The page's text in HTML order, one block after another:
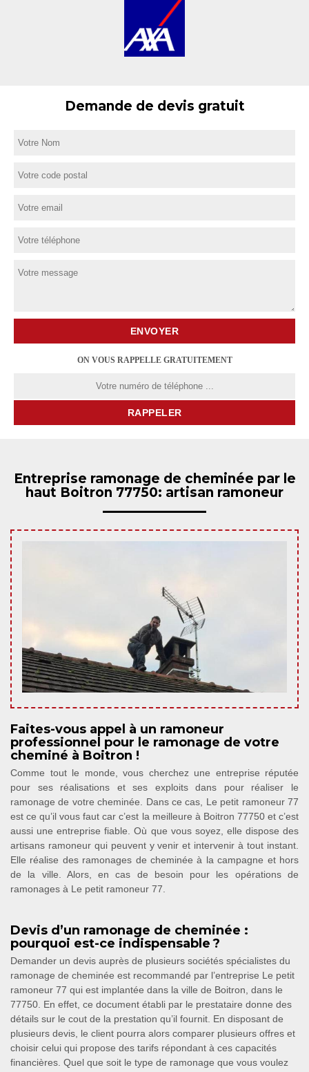
Demande de devis gratuit
ON VOUS RAPPELLE GRATUITEMENT
Entreprise ramonage de cheminée par le
haut Boitron 77750: artisan ramoneur
Faites-vous appel à un ramoneur
professionnel pour le ramonage de votre
cheminé à Boitron !
Comme tout le monde, vous cherchez une entreprise réputée
pour ses réalisations et ses exploits dans pour réaliser le
ramonage de votre cheminée. Dans ce cas, Le petit ramoneur 77
est ce qu’il vous faut car c’est la meilleure à Boitron 77750 et c’est
aussi une entreprise fiable. Où que vous soyez, elle dispose des
artisans ramoneur qui peuvent y venir et intervenir à tout instant.
Elle réalise des ramonages de cheminée à la campagne et hors
de la ville. Alors, en cas de besoin pour les opérations de
ramonages à Le petit ramoneur 77.
Devis d’un ramonage de cheminée :
pourquoi est-ce indispensable ?
Demander un devis auprès de plusieurs sociétés spécialistes du
ramonage de cheminée est recommandé par l’entreprise Le petit
ramoneur 77 qui est implantée dans la ville de Boitron, dans le
77750. En effet, ce document établi par le prestataire donne des
détails sur le cout de la prestation qu’il fournit. En disposant de
plusieurs devis, le client pourra alors comparer plusieurs offres et
choisir celui qui propose des tarifs répondant à ces capacités
financières. Quel que soit le type de ramonage que vous voulez